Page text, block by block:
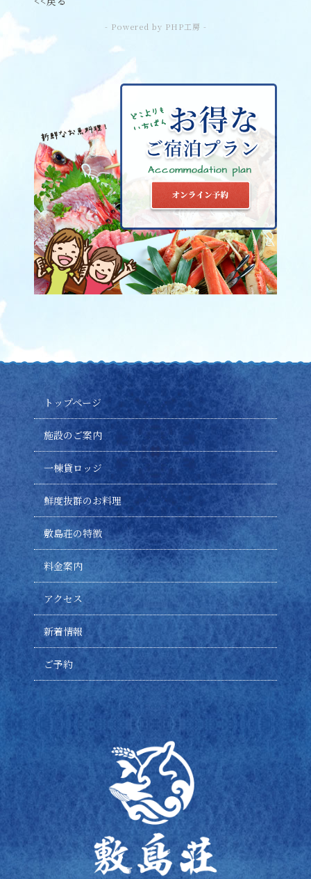
- Powered by PHP工房 -
トップページ
施設のご案内
一棟貸ロッジ
鮮度抜群のお料理
敷島荘の特徴
料金案内
アクセス
新着情報
ご予約